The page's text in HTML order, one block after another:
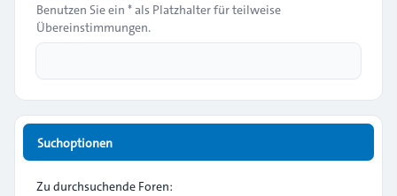
Benutzen Sie ein * als Platzhalter für teilweise
Übereinstimmungen.
Suchoptionen
Zu durchsuchende Foren: